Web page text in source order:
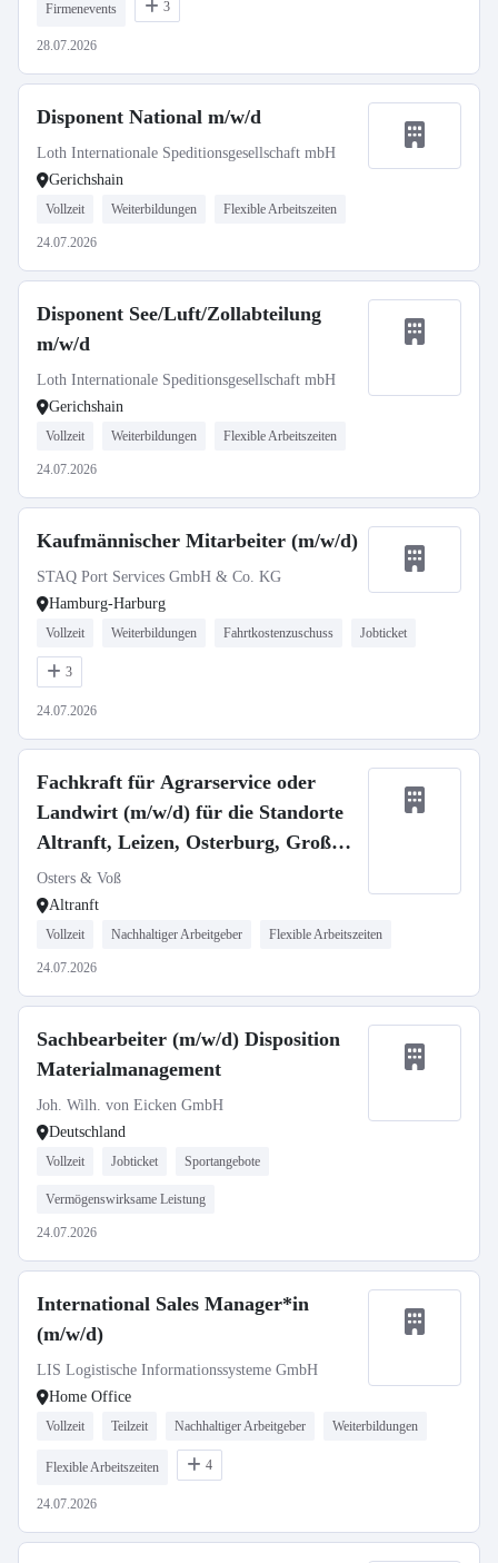
Firmenevents 3
28.07.2026
Disponent National m/w/d
Loth Internationale Speditionsgesellschaft mbH
Gerichshain
Vollzeit Weiterbildungen Flexible Arbeitszeiten
24.07.2026
Disponent See/Luft/Zollabteilung
m/w/d
Loth Internationale Speditionsgesellschaft mbH
Gerichshain
Vollzeit Weiterbildungen Flexible Arbeitszeiten
24.07.2026
Kaufmännischer Mitarbeiter (m/w/d)
STAQ Port Services GmbH & Co. KG
Hamburg-Harburg
Vollzeit Weiterbildungen Fahrtkostenzuschuss Jobticket
3
24.07.2026
Fachkraft für Agrarservice oder
Landwirt (m/w/d) für die Standorte
Altranft, Leizen, Osterburg, Groß
Gottschow
Osters & Voß
Altranft
Vollzeit Nachhaltiger Arbeitgeber Flexible Arbeitszeiten
24.07.2026
Sachbearbeiter (m/w/d) Disposition
Materialmanagement
Joh. Wilh. von Eicken GmbH
Deutschland
Vollzeit Jobticket Sportangebote
Vermögenswirksame Leistung
24.07.2026
International Sales Manager*in
(m/w/d)
LIS Logistische Informationssysteme GmbH
Home Office
Vollzeit Teilzeit Nachhaltiger Arbeitgeber Weiterbildungen
Flexible Arbeitszeiten 4
24.07.2026